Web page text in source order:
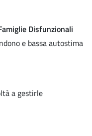
Disfunzionali
e bassa autostima
a gestirle